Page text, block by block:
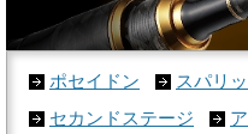
ポセイドン スパリ
セカンドステージ